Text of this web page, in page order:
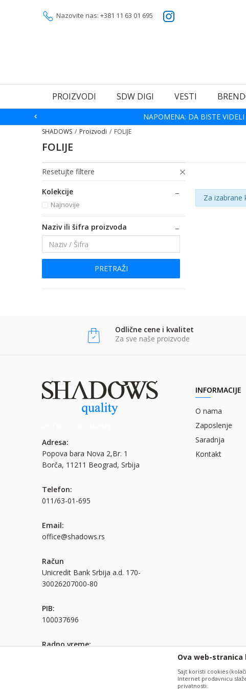
Nazovite nas: +381 11 63 01 695
PROIZVODI SDW DIGI VESTI
NAPOMENA: DA BISTE VIDELI
SHADOWS Proizvodi FOLIJE
FOLIJE
Resetujte filtere
Kolekcije
Najnovije
Naziv ili šifra proizvoda
PRETRAŽI
Za izabrane
Odlične cene i kvalitet
Za sve naše proizvode
Adresa:
Popova bara Nova 2,Br. 1
Borča, 11211 Beograd, Srbija
Telefon:
011/63-01-695
Email:
office@shadows.rs
Račun
Unicredit Bank Srbija a.d. 170-
30026207000-80
PIB:
100037696
Radno vreme:
INFORMACIJE
O nama
Zaposlenje
Saradnja
Kontakt
Nastojimo da budemo što precizniji u opisu proizvoda, prikazu
Ova web-
Sajt koristi cookies
Internet prodavnicu
privatnosti.